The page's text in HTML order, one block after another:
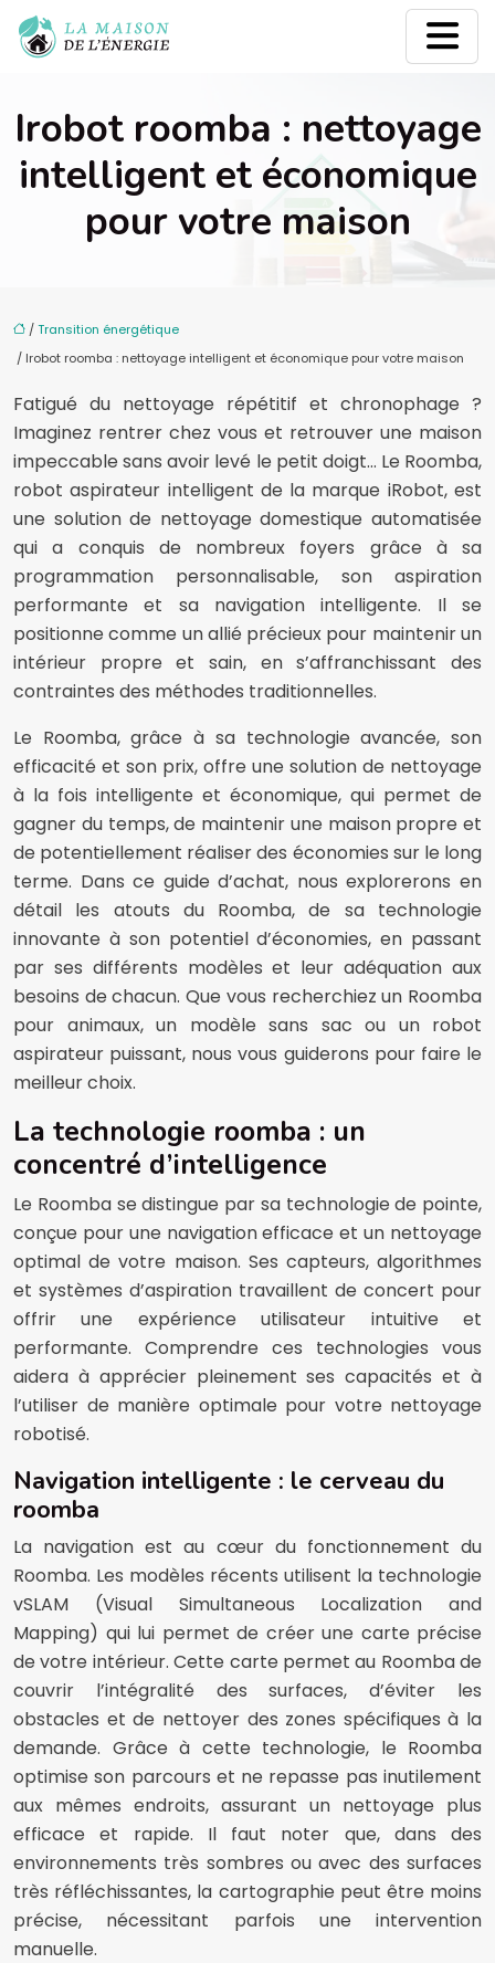
Irobot roomba : nettoyage
intelligent et économique
pour votre maison
/Transition énergétique
/ Irobot roomba : nettoyage intelligent et économique pour votre maison
Fatigué du nettoyage répétitif et chronophage ?
Imaginez rentrer chez vous et retrouver une maison
impeccable sans avoir levé le petit doigt… Le Roomba,
robot aspirateur intelligent de la marque iRobot, est
une solution de nettoyage domestique automatisée
qui a conquis de nombreux foyers grâce à sa
programmation personnalisable, son aspiration
performante et sa navigation intelligente. Il se
positionne comme un allié précieux pour maintenir un
intérieur propre et sain, en s’affranchissant des
contraintes des méthodes traditionnelles.
Le Roomba, grâce à sa technologie avancée, son
efficacité et son prix, offre une solution de nettoyage
à la fois intelligente et économique, qui permet de
gagner du temps, de maintenir une maison propre et
de potentiellement réaliser des économies sur le long
terme. Dans ce guide d’achat, nous explorerons en
détail les atouts du Roomba, de sa technologie
innovante à son potentiel d’économies, en passant
par ses différents modèles et leur adéquation aux
besoins de chacun. Que vous recherchiez un Roomba
pour animaux, un modèle sans sac ou un robot
aspirateur puissant, nous vous guiderons pour faire le
meilleur choix.
La technologie roomba : un
concentré d’intelligence
Le Roomba se distingue par sa technologie de pointe,
conçue pour une navigation efficace et un nettoyage
optimal de votre maison. Ses capteurs, algorithmes
et systèmes d’aspiration travaillent de concert pour
offrir une expérience utilisateur intuitive et
performante. Comprendre ces technologies vous
aidera à apprécier pleinement ses capacités et à
l’utiliser de manière optimale pour votre nettoyage
robotisé.
Navigation intelligente : le cerveau du
roomba
La navigation est au cœur du fonctionnement du
Roomba. Les modèles récents utilisent la technologie
vSLAM (Visual Simultaneous Localization and
Mapping) qui lui permet de créer une carte précise
de votre intérieur. Cette carte permet au Roomba de
couvrir l’intégralité des surfaces, d’éviter les
obstacles et de nettoyer des zones spécifiques à la
demande. Grâce à cette technologie, le Roomba
optimise son parcours et ne repasse pas inutilement
aux mêmes endroits, assurant un nettoyage plus
efficace et rapide. Il faut noter que, dans des
environnements très sombres ou avec des surfaces
très réfléchissantes, la cartographie peut être moins
précise, nécessitant parfois une intervention
manuelle.